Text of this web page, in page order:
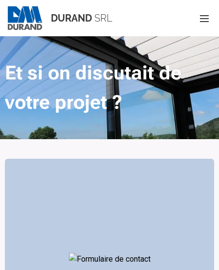
DURAND SRL
Et si on discutait de
votre projet ?